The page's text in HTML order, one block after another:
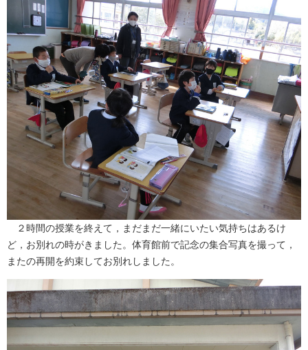
２時間の授業を終えて，まだまだ一緒にいたい気持ちはあるけ
ど，お別れの時がきました。体育館前で記念の集合写真を撮って，
またの再開を約束してお別れしました。